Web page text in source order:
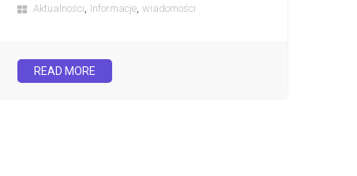
Aktualności, Informacje, wiadomości
READ MORE